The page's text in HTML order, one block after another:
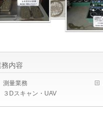
務内容
測量業務
３Dスキャン・UAV